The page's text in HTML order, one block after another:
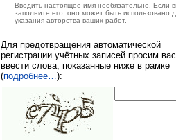
Вводить настоящее имя необязательно. Если
заполните его, оно может быть использовано
указания авторства ваших работ.
Для предотвращения автоматической
регистрации учётных записей просим вас
ввести слова, показанные ниже в рамке
(подробнее… ):